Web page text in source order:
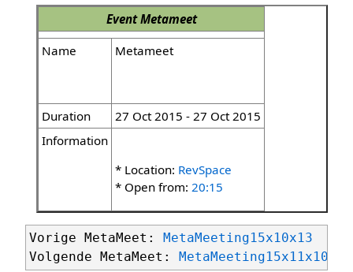
EventMetameet
Name
Metameet
Duration
27 Oct 2015 - 27 Oct 2015
Information
* Location: RevSpace
* Open from: 20:15
Vorige MetaMeet:
MetaMeeting15x10x13
Volgende MetaMeet:
MetaMeeting15x11x10